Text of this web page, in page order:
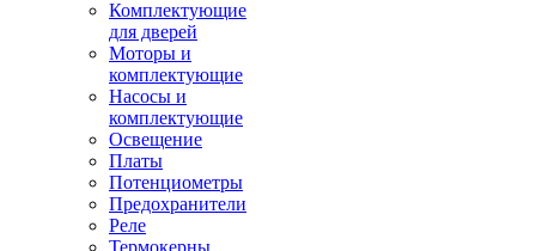
Комплектующие
для дверей
Моторы и
комплектующие
Насосы и
комплектующие
Освещение
Платы
Потенциометры
Предохранители
Реле
Термокерны